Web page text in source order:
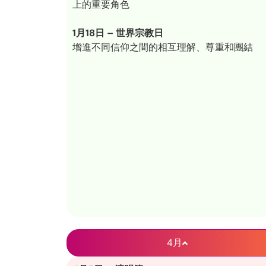
上的重要角色
1月18日 – 世界宗教日
增進不同信仰之間的相互理解、尊重和團結
4月